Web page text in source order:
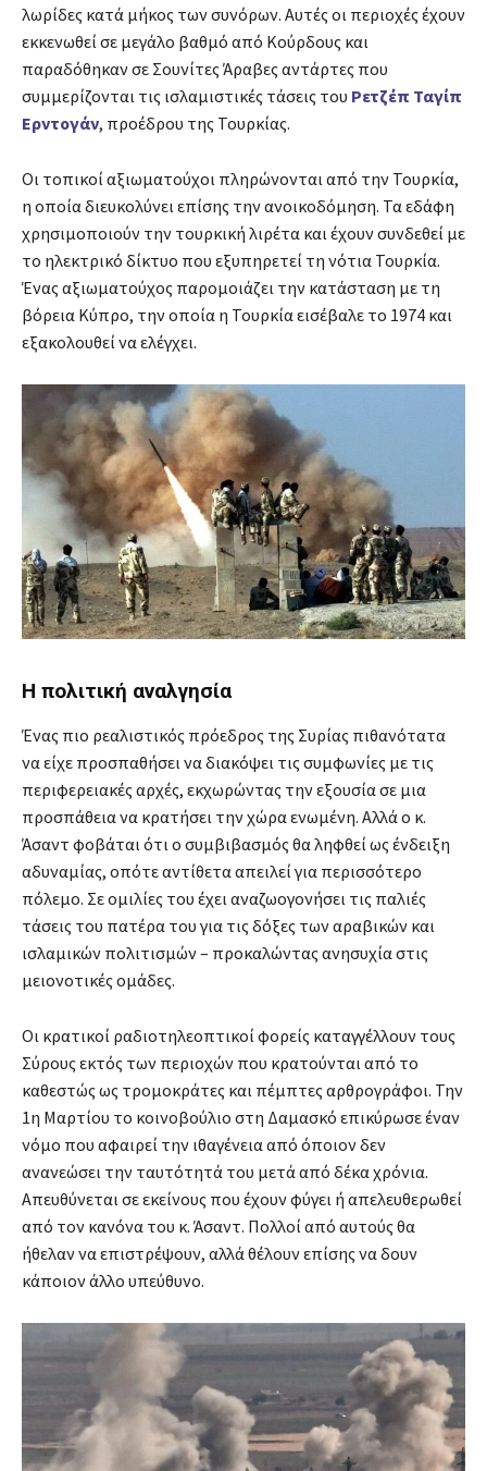
λωρίδες κατά μήκος των συνόρων. Αυτές οι περιοχές έχουν
εκκενωθεί σε μεγάλο βαθμό από Κούρδους και
παραδόθηκαν σε Σουνίτες Άραβες αντάρτες που
συμμερίζονται τις ισλαμιστικές τάσεις του Ρετζέπ Ταγίπ
Ερντογάν, προέδρου της Τουρκίας.
Οι τοπικοί αξιωματούχοι πληρώνονται από την Τουρκία,
η οποία διευκολύνει επίσης την ανοικοδόμηση. Τα εδάφη
χρησιμοποιούν την τουρκική λιρέτα και έχουν συνδεθεί με
το ηλεκτρικό δίκτυο που εξυπηρετεί τη νότια Τουρκία.
Ένας αξιωματούχος παρομοιάζει την κατάσταση με τη
βόρεια Κύπρο, την οποία η Τουρκία εισέβαλε το 1974 και
εξακολουθεί να ελέγχει.
H πολιτική αναλγησία
Ένας πιο ρεαλιστικός πρόεδρος της Συρίας πιθανότατα
να είχε προσπαθήσει να διακόψει τις συμφωνίες με τις
περιφερειακές αρχές, εκχωρώντας την εξουσία σε μια
προσπάθεια να κρατήσει την χώρα ενωμένη. Αλλά ο κ.
Άσαντ φοβάται ότι ο συμβιβασμός θα ληφθεί ως ένδειξη
αδυναμίας, οπότε αντίθετα απειλεί για περισσότερο
πόλεμο. Σε ομιλίες του έχει αναζωογονήσει τις παλιές
τάσεις του πατέρα του για τις δόξες των αραβικών και
ισλαμικών πολιτισμών – προκαλώντας ανησυχία στις
μειονοτικές ομάδες.
Οι κρατικοί ραδιοτηλεοπτικοί φορείς καταγγέλλουν τους
Σύρους εκτός των περιοχών που κρατούνται από το
καθεστώς ως τρομοκράτες και πέμπτες αρθρογράφοι. Την
1η Μαρτίου το κοινοβούλιο στη Δαμασκό επικύρωσε έναν
νόμο που αφαιρεί την ιθαγένεια από όποιον δεν
ανανεώσει την ταυτότητά του μετά από δέκα χρόνια.
Απευθύνεται σε εκείνους που έχουν φύγει ή απελευθερωθεί
από τον κανόνα του κ. Άσαντ. Πολλοί από αυτούς θα
ήθελαν να επιστρέψουν, αλλά θέλουν επίσης να δουν
κάποιον άλλο υπεύθυνο.